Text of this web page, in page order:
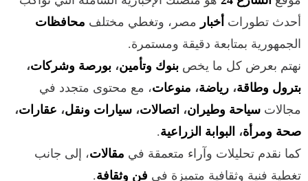
أحدث تطورات أخبار مصر، وتغطي مختلف محافظات
الجمهورية بمتابعة دقيقة ومستمرة.
نهتم بعرض كل ما يخص بنوك وتأمين، بورصة وشركات،
بترول وطاقة، رياضة، منوعات، مع محتوى متجدد في
مجالات سياحة وطيران، اتصالات، سيارات ونقل، عقارات،
صحة ومرأة، البوابة الزراعية.
كما نقدم تحليلات وآراء متعمقة في مقالات، إلى جانب
تغطية فنية وثقافية متميزة في فن وثقافة.